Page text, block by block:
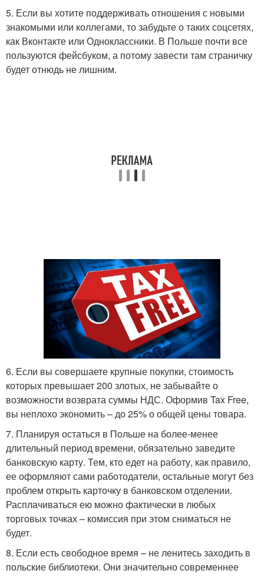
5. Если вы хотите поддерживать отношения с новыми
знакомыми или коллегами, то забудьте о таких соцсетях,
как Вконтакте или Одноклассники. В Польше почти все
пользуются фейсбуком, а потому завести там страничку
будет отнюдь не лишним.
6. Если вы совершаете крупные покупки, стоимость
которых превышает 200 злотых, не забывайте о
возможности возврата суммы НДС. Оформив Tax Free,
вы неплохо экономить – до 25% о общей цены товара.
7. Планируя остаться в Польше на более-менее
длительный период времени, обязательно заведите
банковскую карту. Тем, кто едет на работу, как правило,
ее оформляют сами работодатели, остальные могут без
проблем открыть карточку в банковском отделении.
Расплачиваться ею можно фактически в любых
торговых точках – комиссия при этом сниматься не
будет.
8. Если есть свободное время – не ленитесь заходить в
польские библиотеки. Они значительно современнее